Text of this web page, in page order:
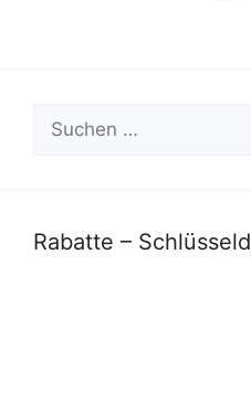
Suchen
nach:
Rabatte –